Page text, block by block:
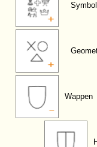
Wappen